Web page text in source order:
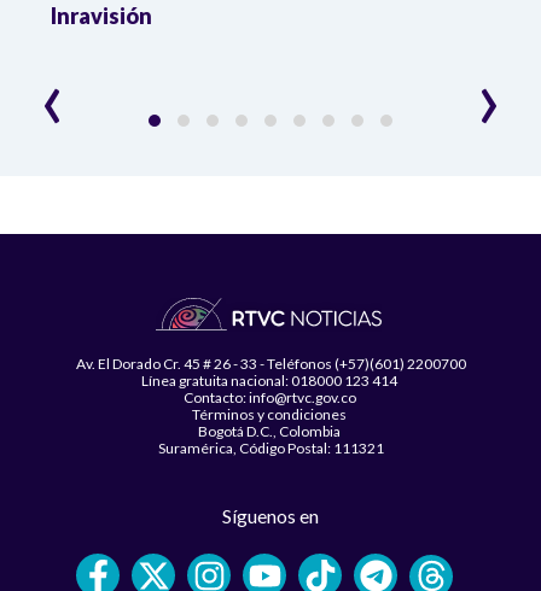
Inravisión
‹ ›
Av. El Dorado Cr. 45 # 26 - 33 - Teléfonos (+57)(601) 2200700
Línea gratuita nacional: 018000 123 414
Contacto: info@rtvc.gov.co
Términos y condiciones
Bogotá D.C., Colombia
Suramérica, Código Postal: 111321
Síguenos en